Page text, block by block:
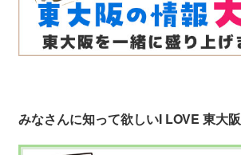
みなさんに知って欲しいI LOVE 東大阪